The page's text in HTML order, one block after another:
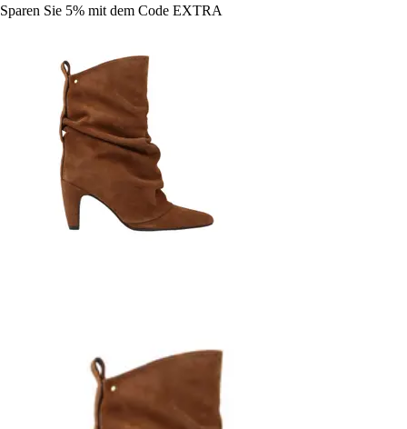
Sparen Sie 5% mit dem Code EXTRA